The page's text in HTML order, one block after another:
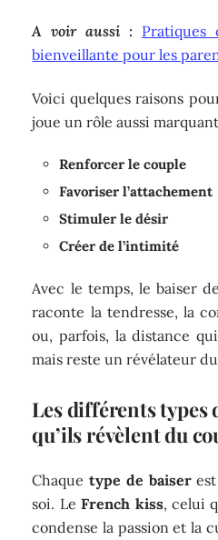
A voir aussi : Pratiques
bienveillante pour les
Voici quelques raisons
joue un rôle aussi
Renforcer le couple
Favoriser l’attachement
Stimuler le désir
Créer de l’intimité
Avec le temps, le baiser
raconte la tendresse, la
ou, parfois, la distance
mais reste un révélateur
Les différents types
qu’ils révèlent du
Chaquetype de baiserest
soi. LeFrench kiss, celui
condense la passion et la